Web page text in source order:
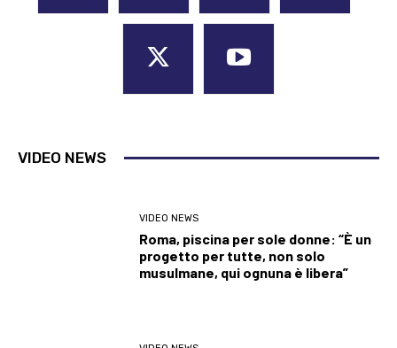
VIDEO NEWS
VIDEO NEWS
Roma, piscina per sole donne: “È un
progetto per tutte, non solo
musulmane, qui ognuna è libera”